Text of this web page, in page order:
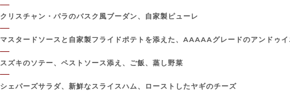
クリスチャン・パラのバスク風ブーダン、自家製ピューレ
マスタードソースと自家製フライドポテトを添えた、AAAAAグレードのアンドゥ
スズキのソテー、ペストソース添え、ご飯、蒸し野菜
シェパーズサラダ、新鮮なスライスハム、ローストしたヤギのチーズ